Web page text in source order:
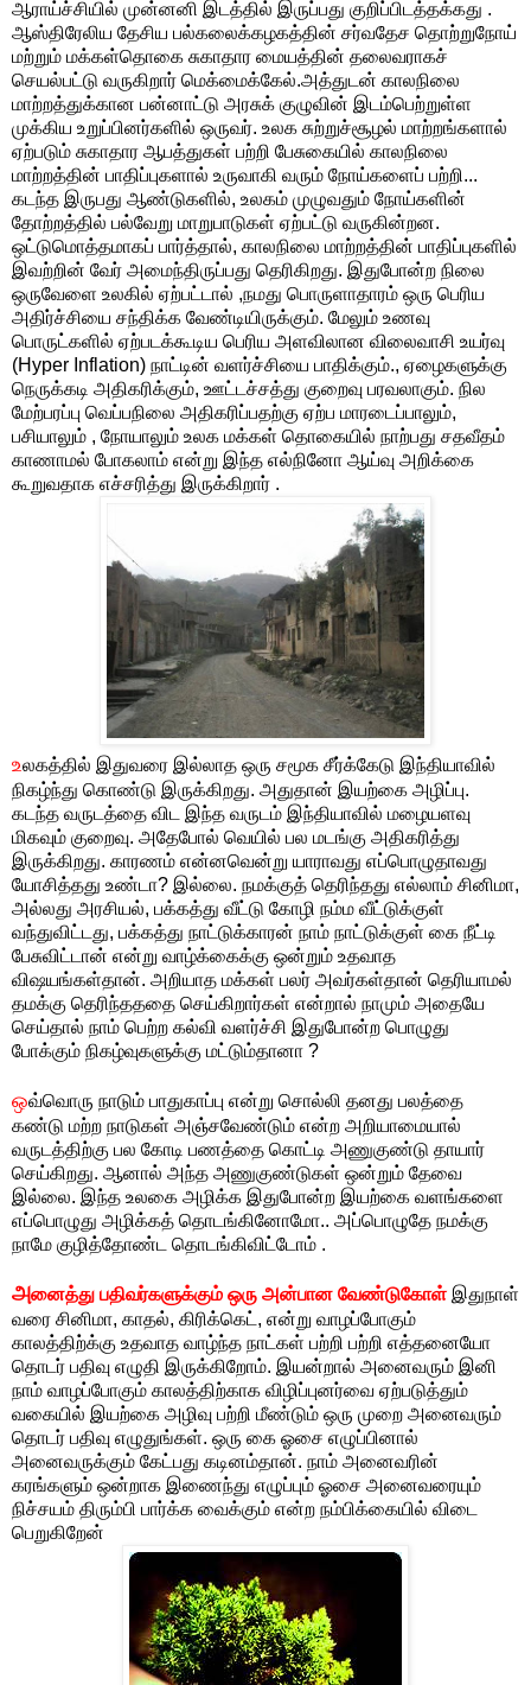
ஆராய்ச்சியில் முன்னனி இடத்தில் இருப்பது குறிப்பிடத்தக்கது .
ஆஸ்திரேலிய தேசிய பல்கலைக்கழகத்தின் சர்வதேச தொற்றுநோய்
மற்றும் மக்கள்தொகை சுகாதார மையத்தின் தலைவராகச்
செயல்பட்டு வருகிறார் மெக்மைக்கேல்.அத்துடன் காலநிலை
மாற்றத்துக்கான பன்னாட்டு அரசுக் குழுவின் இடம்பெற்றுள்ள
முக்கிய உறுப்பினர்களில் ஒருவர். உலக சுற்றுச்சூழல் மாற்றங்களால்
ஏற்படும் சுகாதார ஆபத்துகள் பற்றி பேசுகையில் காலநிலை
மாற்றத்தின் பாதிப்புகளால் உருவாகி வரும் நோய்களைப் பற்றி...
கடந்த இருபது ஆண்டுகளில், உலகம் முழுவதும் நோய்களின்
தோற்றத்தில் பல்வேறு மாறுபாடுகள் ஏற்பட்டு வருகின்றன.
ஒட்டுமொத்தமாகப் பார்த்தால், காலநிலை மாற்றத்தின் பாதிப்புகளில்
இவற்றின் வேர் அமைந்திருப்பது தெரிகிறது. இதுபோன்ற நிலை
ஒருவேளை உலகில் ஏற்பட்டால் ,நமது பொருளாதாரம் ஒரு பெரிய
அதிர்ச்சியை சந்திக்க வேண்டியிருக்கும். மேலும் உணவு
பொருட்களில் ஏற்படக்கூடிய பெரிய அளவிலான விலைவாசி உயர்வு
(Hyper Inflation) நாட்டின் வளர்ச்சியை பாதிக்கும்., ஏழைகளுக்கு
நெருக்கடி அதிகரிக்கும், ஊட்டச்சத்து குறைவு பரவலாகும். நில
மேற்பரப்பு வெப்பநிலை அதிகரிப்பதற்கு ஏற்ப மாரடைப்பாலும்,
பசியாலும் , நோயாலும் உலக மக்கள் தொகையில் நாற்பது சதவீதம்
காணாமல் போகலாம் என்று இந்த எல்நினோ ஆய்வு அறிக்கை
கூறுவதாக எச்சரித்து இருக்கிறார் .
உலகத்தில் இதுவரை இல்லாத ஒரு சமூக சீர்க்கேடு இந்தியாவில்
நிகழ்ந்து கொண்டு இருக்கிறது. அதுதான் இயற்கை அழிப்பு.
கடந்த வருடத்தை விட இந்த வருடம் இந்தியாவில் மழையளவு
மிகவும் குறைவு. அதேபோல் வெயில் பல மடங்கு அதிகரித்து
இருக்கிறது. காரணம் என்னவென்று யாராவது எப்பொழுதாவது
யோசித்தது உண்டா? இல்லை. நமக்குத் தெரிந்தது எல்லாம் சினிமா,
அல்லது அரசியல், பக்கத்து வீட்டு கோழி நம்ம வீட்டுக்குள்
வந்துவிட்டது, பக்கத்து நாட்டுக்காரன் நாம் நாட்டுக்குள் கை நீட்டி
பேசுவிட்டான் என்று வாழ்க்கைக்கு ஒன்றும் உதவாத
விஷயங்கள்தான். அறியாத மக்கள் பலர் அவர்கள்தான் தெரியாமல்
தமக்கு தெரிந்தததை செய்கிறார்கள் என்றால் நாமும் அதையே
செய்தால் நாம் பெற்ற கல்வி வளர்ச்சி இதுபோன்ற பொழுது
போக்கும் நிகழ்வுகளுக்கு மட்டும்தானா ?
ஒவ்வொரு நாடும் பாதுகாப்பு என்று சொல்லி தனது பலத்தை
கண்டு மற்ற நாடுகள் அஞ்சவேண்டும் என்ற அறியாமையால்
வருடத்திற்கு பல கோடி பணத்தை கொட்டி அணுகுண்டு தாயார்
செய்கிறது. ஆனால் அந்த அணுகுண்டுகள் ஒன்றும் தேவை
இல்லை. இந்த உலகை அழிக்க இதுபோன்ற இயற்கை வளங்களை
எப்பொழுது அழிக்கத் தொடங்கினோமோ.. அப்பொழுதே நமக்கு
நாமே குழித்தோண்ட தொடங்கிவிட்டோம் .
அனைத்து பதிவர்களுக்கும் ஒரு அன்பான வேண்டுகோள் இதுநாள்
வரை சினிமா, காதல், கிரிக்கெட், என்று வாழப்போகும்
காலத்திற்க்கு உதவாத வாழ்ந்த நாட்கள் பற்றி பற்றி எத்தனையோ
தொடர் பதிவு எழுதி இருக்கிறோம். இயன்றால் அனைவரும் இனி
நாம் வாழப்போகும் காலத்திற்காக விழிப்புனர்வை ஏற்படுத்தும்
வகையில் இயற்கை அழிவு பற்றி மீண்டும் ஒரு முறை அனைவரும்
தொடர் பதிவு எழுதுங்கள். ஒரு கை ஓசை எழுப்பினால்
அனைவருக்கும் கேட்பது கடினம்தான். நாம் அனைவரின்
கரங்களும் ஒன்றாக இணைந்து எழுப்பும் ஓசை அனைவரையும்
நிச்சயம் திரும்பி பார்க்க வைக்கும் என்ற நம்பிக்கையில் விடை
பெறுகிறேன்